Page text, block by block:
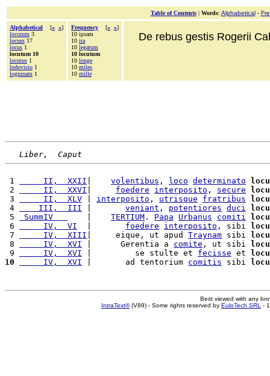
Table of Contents| Words: Alphabetical-
Alphabetical [« »]
locorum 3
locum 17
locus 1
locutum 10
locutus 1
lodovisio 1
logninam 1
Frequency [« »]
10 ipsam
10 ira
10 legatum
10 locutum
10 longe
10 miles
10 mille
De rebus gestis Rogerii
Liber,  Caput
1
     II,  XXII
volentibus , loco determinato
2
     II,  XXVI
foedere interposito , secure
3
     II,  XLV
interposito , utrisque fratribus
4
    III,  III
veniant , potentiores duci
5
SummIV TERTIUM . Papa Urbanus comiti
6
     IV,  VI
foedere interposito , sibi
7
     IV,  XIII
|     eique, ut apud Traynam sibi
8
     IV,  XVI
|      Gerentia a comite , ut sibi
9
     IV,  XVI
|         se stulte et fecisse et
10
     IV,  XVI
|       ad tentorium comitis sibi
Best viewed with any
IntraText®(V89) - Some rights reserved by EuloTech SRL -